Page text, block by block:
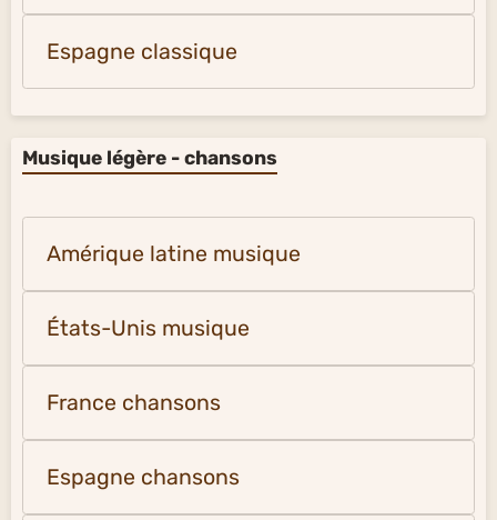
Espagne classique
Musique légère - chansons
Amérique latine musique
États-Unis musique
France chansons
Espagne chansons